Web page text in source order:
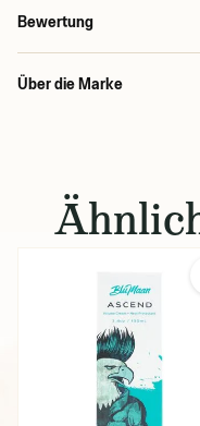
Bewertung
Über die Marke